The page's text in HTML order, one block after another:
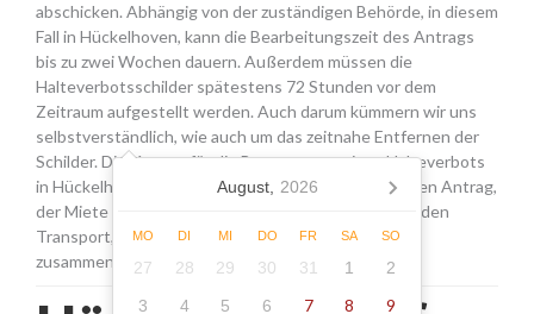
abschicken. Abhängig von der zuständigen Behörde, in diesem
Fall in Hückelhoven, kann die Bearbeitungszeit des Antrags
bis zu zwei Wochen dauern. Außerdem müssen die
Halteverbotsschilder spätestens 72 Stunden vor dem
Zeitraum aufgestellt werden. Auch darum kümmern wir uns
selbstverständlich, wie auch um das zeitnahe Entfernen der
Schilder. Die Kosten für die Beantragung eines Halteverbots
in Hückelhoven setzen sich aus den Gebühren für den Antrag,
der Miete für die Schilder sowie einer Pauschale für den
Transport, das Aufstellen und Abholen der Schilder
zusammen.
August, 2026
MO DI MI DO FR SA SO
27 28 29 30 31 1
2
3
4 5 6 7 8
9